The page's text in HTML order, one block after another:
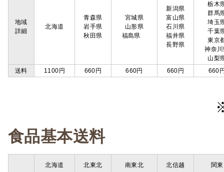
地域
詳細
北海道
青森県
岩手県
秋田県
宮城県
山形県
福島県
新潟県
富山県
石川県
福井県
長野県
栃木
群馬
埼玉
千葉
東京
神奈
山梨
送料
1100円 660円 660円 660円 660
食品基本送料
北海道 北東北 南東北 北信越 関東